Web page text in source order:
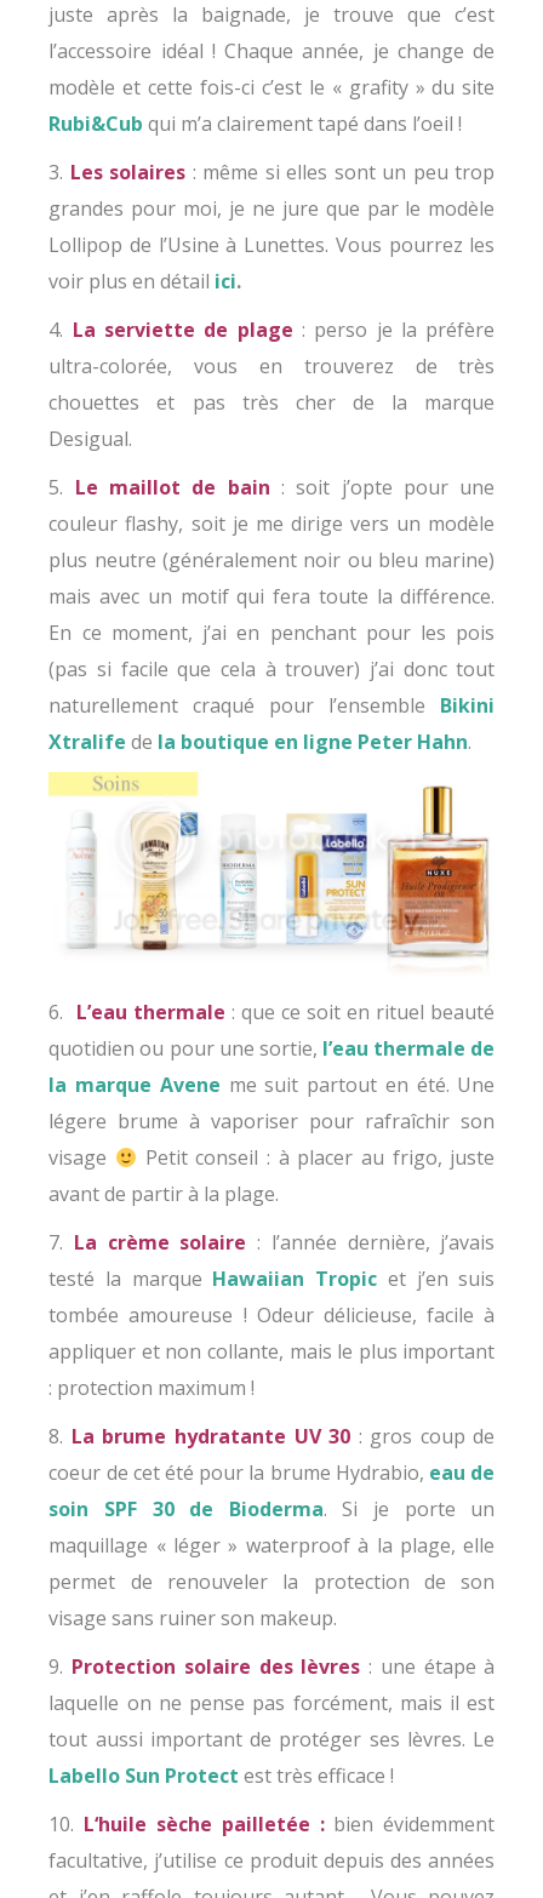
juste après la baignade, je trouve que c’est
l’accessoire idéal ! Chaque année, je change de
modèle et cette fois-ci c’est le « grafity » du site
Rubi&Cub qui m’a clairement tapé dans l’oeil !
3. Les solaires : même si elles sont un peu trop
grandes pour moi, je ne jure que par le modèle
Lollipop de l’Usine à Lunettes. Vous pourrez les
voir plus en détail ici.
4. La serviette de plage : perso je la préfère
ultra-colorée, vous en trouverez de très
chouettes et pas très cher de la marque
Desigual.
5. Le maillot de bain : soit j’opte pour une
couleur flashy, soit je me dirige vers un modèle
plus neutre (généralement noir ou bleu marine)
mais avec un motif qui fera toute la différence.
En ce moment, j’ai en penchant pour les pois
(pas si facile que cela à trouver) j’ai donc tout
naturellement craqué pour l’ensemble Bikini
Xtralife de la boutique en ligne Peter Hahn.
6. L’eau thermale : que ce soit en rituel beauté
quotidien ou pour une sortie, l’eau thermale de
la marque Avene me suit partout en été. Une
légere brume à vaporiser pour rafraîchir son
visage
Petit conseil : à placer au frigo, juste
avant de partir à la plage.
7. La crème solaire : l’année dernière, j’avais
testé la marque Hawaiian Tropic et j’en suis
tombée amoureuse ! Odeur délicieuse, facile à
appliquer et non collante, mais le plus important
: protection maximum !
8. La brume hydratante UV 30 : gros coup de
coeur de cet été pour la brume Hydrabio, eau de
soin SPF 30 de Bioderma. Si je porte un
maquillage « léger » waterproof à la plage, elle
permet de renouveler la protection de son
visage sans ruiner son makeup.
9. Protection solaire des lèvres : une étape à
laquelle on ne pense pas forcément, mais il est
tout aussi important de protéger ses lèvres. Le
Labello Sun Protect est très efficace !
10. L‘huile sèche pailletée :bien évidemment
facultative, j’utilise ce produit depuis des années